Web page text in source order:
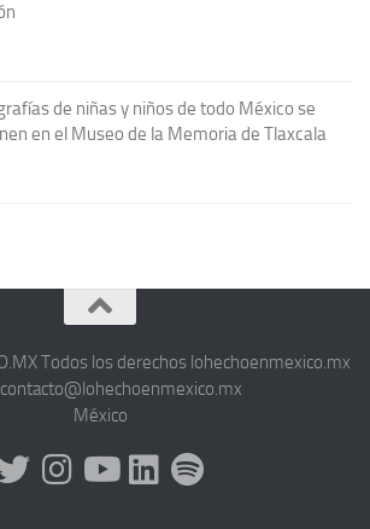
de niñas y niños de todo México se
en el Museo de la Memoria de Tlaxcala
Todos los derechos lohechoenmexico.mx
México